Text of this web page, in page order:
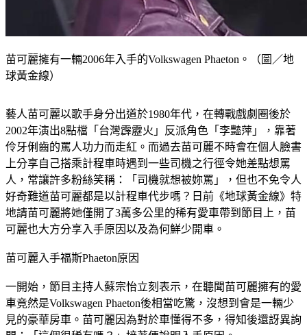
苗可麗擁有一輛2006年入手的Volkswagen Phaeton。（圖／地
藝人苗可麗以歌手身分出道於1980年代，在轉戰戲劇圈後於
2002年演出8點檔「台灣霹靂火」反派角色「李豔萍」，靠著
伶牙俐齒的罵人功力而走紅。而過去苗可麗不時會在個人臉書
上分享自己搭乘計程車時遇到一些司機之行徑令她差點想罵
人，常讓許多粉絲笑稱：「司機就想被妳罵」，但也不免令人
好奇難道苗可麗都是以計程車代步嗎？日前《地球黃金線》特
地請苗可麗將她僅開了3萬多公里的稀有愛車帶到節目上，苗
一開始，節目主持人蘇宗怡立刻表示，在聽聞苗可麗擁有的愛
車竟然是Volkswagen Phaeton後相當吃驚，沒想到會是一輛少